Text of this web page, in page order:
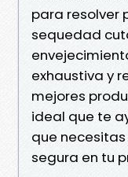
para resolver
sequedad
exhaustiva y
mejores
ideal que te
que
segura en tu